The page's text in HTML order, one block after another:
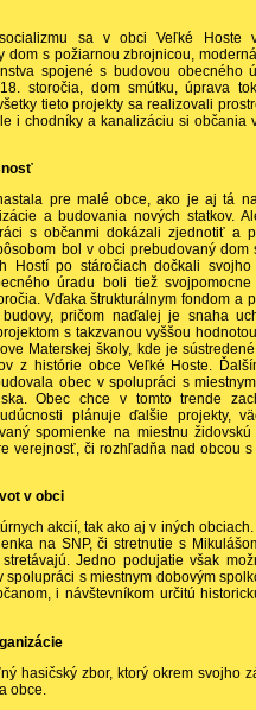
sa v obci Veľké Hoste
s požiarnou zbrojnicou,
spojené s budovou obecného
storočia, dom smútku, úprava
tieto projekty sa realizovali
i chodníky a kanalizáciu si občania
pre malé obce, ako je aj tá
a budovania nových statkov.
s občanmi dokázali zjednotiť a
bol v obci prebudovaný dom
Hostí po stáročiach dočkali svojho
úradu boli tiež svojpomocne
Vďaka štrukturálnym fondom a
pričom naďalej je snaha
s takzvanou vyššou
Materskej školy, kde je
z histórie obce Veľké Hoste.
obec v spolupráci s
Obec chce v tomto trende
plánuje ďalšie projekty,
spomienke na miestnu židovskú
verejnosť, či rozhľadňa nad obcou
v obci
akcií, tak ako aj v iných
na SNP, či stretnutie s
Jedno podujatie však
s miestnym dobovým
i návštevníkom určitú
hasičský zbor, ktorý okrem svojho
obce.